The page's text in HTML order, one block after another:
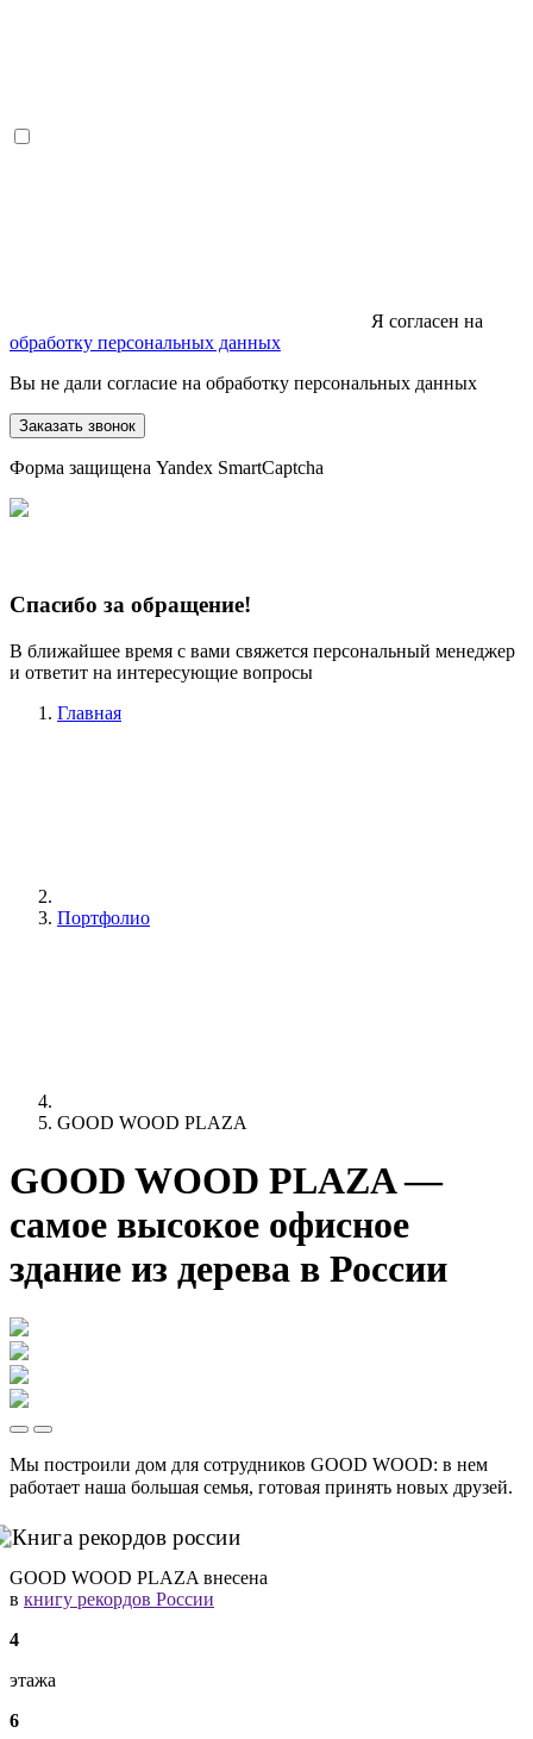
Я согласен на
обработку персональных данных
Вы не дали согласие на обработку персональных данных
Заказать звонок
Форма защищена Yandex SmartCaptcha
Спасибо за обращение!
В ближайшее время с вами свяжется персональный менеджер
и ответит на интересующие вопросы
Главная
Портфолио
GOOD WOOD PLAZA
GOOD WOOD PLAZA —
самое высокое офисное
здание из дерева в России
Мы построили дом для сотрудников GOOD WOOD: в нем
работает наша большая семья, готовая принять новых друзей.
GOOD WOOD PLAZA внесена
в книгу рекордов России
4
этажа
6